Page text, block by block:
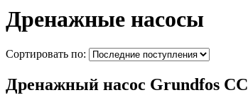
Дренажные насосы
Сортировать по:
Дренажный насос Grundfos CC